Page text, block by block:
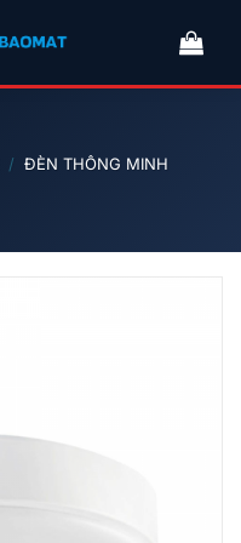
/ ĐÈN THÔNG MINH